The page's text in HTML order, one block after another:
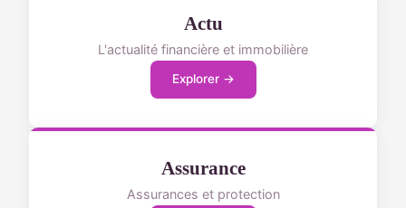
Actu
L'actualité financière et immobilière
Explorer →
Assurance
Assurances et protection